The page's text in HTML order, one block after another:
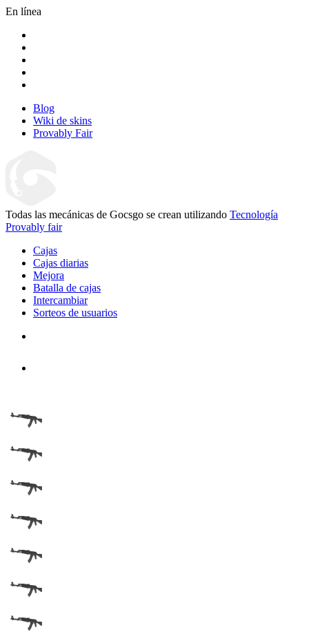
En línea
Blog
Wiki de skins
Provably Fair
Todas las mecánicas de Gocsgo se crean utilizando Tecnología
Provably fair
Cajas
Cajas diarias
Mejora
Batalla de cajas
Intercambiar
Sorteos de usuarios